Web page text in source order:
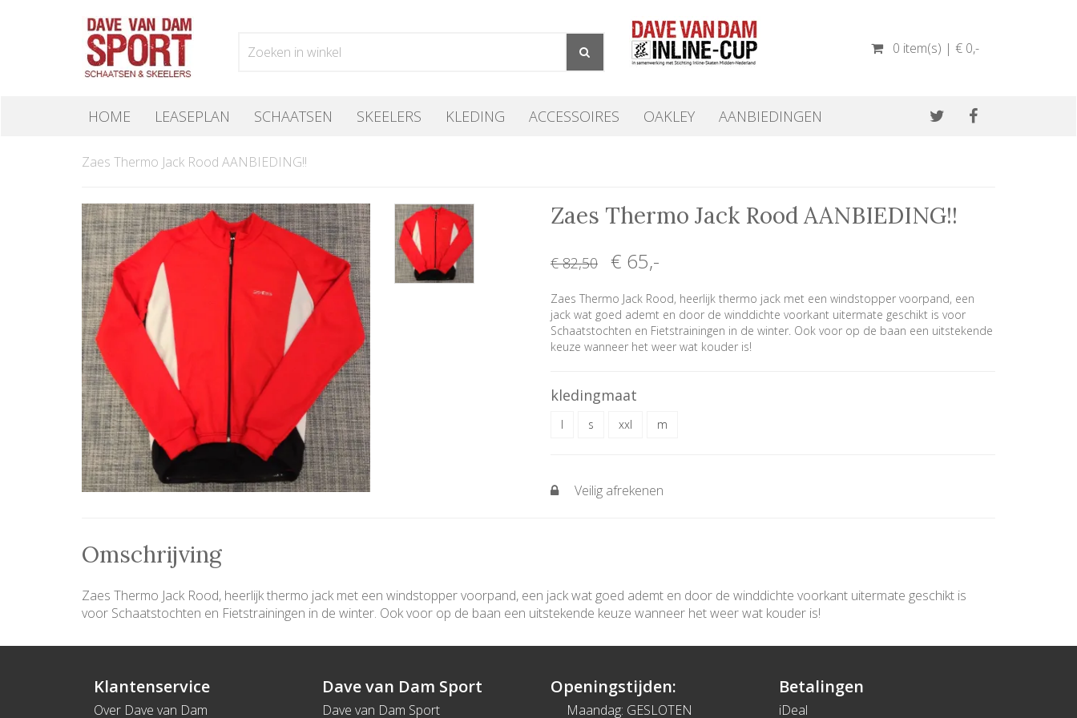
0 item(s) | € 0,-
HOME LEASEPLAN SCHAATSEN SKEELERS KLEDING ACCESSOIRES OAKLEY AANBIEDINGEN
Zaes Thermo Jack Rood AANBIEDING!!
Zaes Thermo Jack Rood AANBIEDING!!
€ 82,50 € 65,-
Zaes Thermo Jack Rood, heerlijk thermo jack met een windstopper voorpand, een
jack wat goed ademt en door de winddichte voorkant uitermate geschikt is voor
Schaatstochten en Fietstrainingen in de winter. Ook voor op de baan een uitstekende
keuze wanneer het weer wat kouder is!
kledingmaat
l s xxl m
Veilig afrekenen
Omschrijving
Zaes Thermo Jack Rood, heerlijk thermo jack met een windstopper voorpand, een jack wat goed ademt en door de winddichte voorkant uitermate geschikt is
voor Schaatstochten en Fietstrainingen in de winter. Ook voor op de baan een uitstekende keuze wanneer het weer wat kouder is!
Klantenservice
Over Dave van Dam
Dave van Dam Sport
Dave van Dam Sport
Openingstijden:
Maandag: GESLOTEN
Betalingen
iDeal